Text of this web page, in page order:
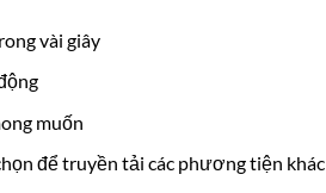
vài giây
muốn
để truyền tải các phương tiện khác